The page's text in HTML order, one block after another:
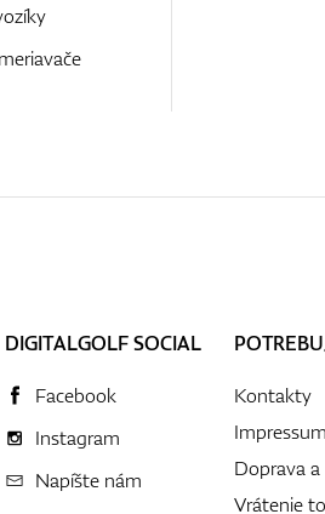
DIGITALGOLF SOCIAL
Facebook
Instagram
Napíšte nám
Kontakty
Impressum
Doprava
Vrátenie